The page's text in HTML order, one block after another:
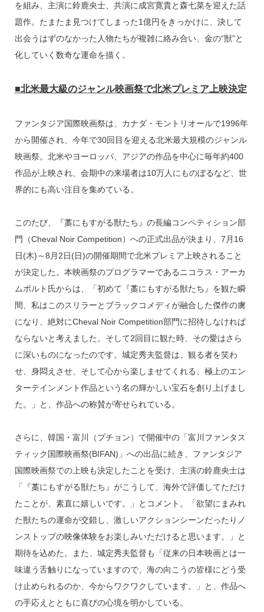
を組み、主演に鈴鹿央士、共演に成宮寛貴と森七菜を迎えた話
題作。たまたま見つけてしまった1億円をきっかけに、決して
出会うはずのなかった人物たちが複雑に絡み合い、金の“獣”と
化していく数奇な運命を描く。
■北米最大級のジャンル映画祭で北米プレミア上映決定
ファンタジア国際映画祭は、カナダ・モントリオールで1996年
から開催され、今年で30回目を迎える北米最大規模のジャンル
映画祭。北米やヨーロッパ、アジアの作品を中心に毎年約400
作品が上映され、会期中の来場者は10万人にものぼるなど、世
界的にも高い注目を集めている。
このたび、『藁にもすがる獣たち』の長編コンペティション部
門（Cheval Noir Competition）への正式出品が決まり、7月16
日(木)～8月2日(日)の開催期間で北米プレミア上映されること
が決定した。本映画祭のプログラマーであるニコラス・アーカ
ムボルト氏からは、「初めて『藁にもすがる獣たち』を観た瞬
間、私はこのスリラーとブラックコメディが融合した傑作の虜
になり、絶対にCheval Noir Competition部門に招待しなければ
ならないと考えました。そして2回目に観た時、その愛はさら
に深いものになったのです。城定秀夫監督は、観る者を笑わ
せ、身悶えさせ、そして心から楽しませてくれる、極上のエン
ターテインメント作品という名の輝かしい宝石を創り上げまし
た。」と、作品への称賛が寄せられている。
さらに、韓国・富川（プチョン）で開催中の「富川ファンタス
ティック国際映画祭(BIFAN)」への出品に続き、ファンタジア
国際映画祭での上映も決定したことを受け、主演の鈴鹿央士は
「『藁にもすがる獣たち』がこうして、海外で評価してただけ
たことが、素直に嬉しいです。」とコメント。「欲望にまみれ
た獣たちの運命が交錯し、激しいアクションシーンだったりノ
ンストップの映像体験をお楽しみいただけると思います。」と
期待を込めた。また、城定秀夫監督も「従来の日本映画とは一
味違う舌触りになっていますので、海の向こうの皆様にどう受
け止められるのか、今からワクワクしています。」と、作品へ
の手応えとともに喜びの心境を明かしている。